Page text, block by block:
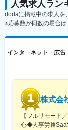
人気求人ラン
dodaに掲載中の求人を
※応募数が同数の場合は
インターネット・広告
株式会
【フルリモート
心◆人事労務